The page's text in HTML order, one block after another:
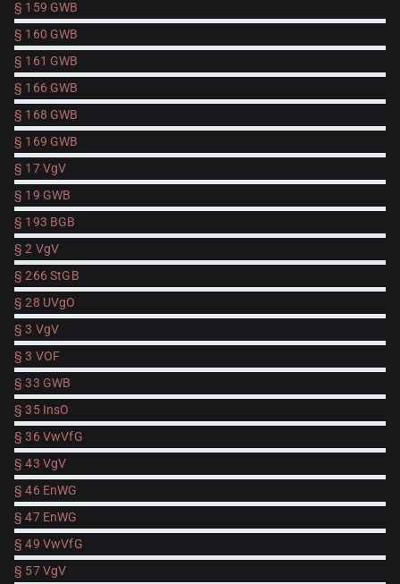
§ 159 GWB
§ 160 GWB
§ 161 GWB
§ 166 GWB
§ 168 GWB
§ 169 GWB
§ 17 VgV
§ 19 GWB
§ 193 BGB
§ 2 VgV
§ 266 StGB
§ 28 UVgO
§ 3 VgV
§ 3 VOF
§ 33 GWB
§ 35 InsO
§ 36 VwVfG
§ 43 VgV
§ 46 EnWG
§ 47 EnWG
§ 49 VwVfG
§ 57 VgV